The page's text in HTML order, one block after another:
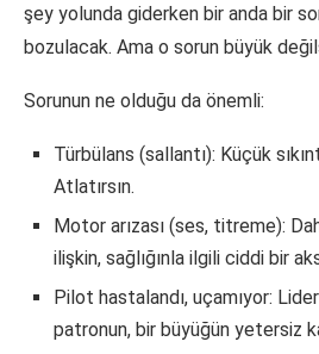
şey yolunda giderken bir anda bir
bozulacak. Ama o sorun büyük
Sorunun ne olduğu da önemli:
Türbülans (sallantı): Küçük
Atlatırsın.
Motor arızası (ses, titreme):
ilişkin, sağlığınla ilgili ciddi bir
Pilot hastalandı, uçamıyor:
patronun, bir büyüğün yetersiz